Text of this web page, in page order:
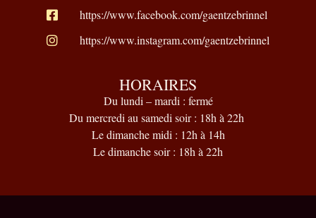
https://www.facebook.com/gaentzebrinnel
https://www.instagram.com/gaentzebrinnel
HORAIRES
Du lundi – mardi : fermé
Du mercredi au samedi soir : 18h à 22h
Le dimanche midi : 12h à 14h
Le dimanche soir : 18h à 22h